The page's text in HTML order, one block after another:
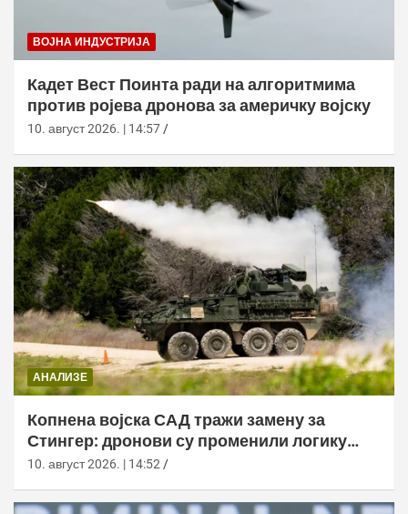
ВОЈНА ИНДУСТРИЈА
Кадет Вест Поинта ради на алгоритмима
против ројева дронова за америчку војску
10. август 2026. | 14:57
АНАЛИЗЕ
Копнена војска САД тражи замену за
Стингер: дронови су променили логику
ПВО
10. август 2026. | 14:52